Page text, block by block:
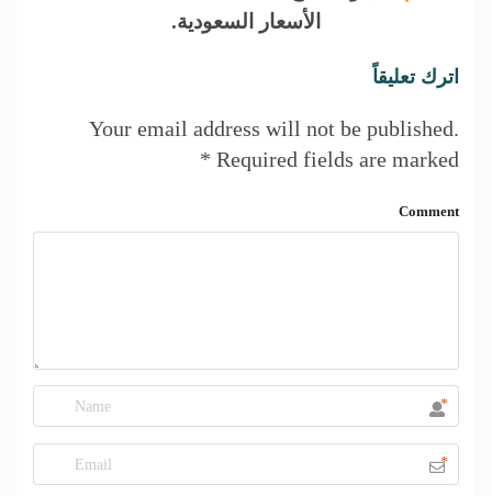
الأسعار السعودية.
اترك تعليقاً
Your email address will not be published.
Required fields are marked
*
Comment
*
*